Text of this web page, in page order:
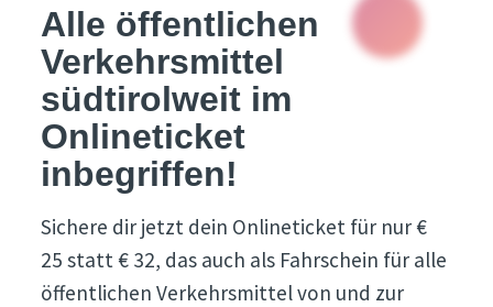
Alle öffentlichen
Verkehrsmittel
südtirolweit im
Onlineticket
inbegriffen!
Sichere dir jetzt dein Onlineticket für nur €
25 statt € 32, das auch als Fahrschein für alle
öffentlichen Verkehrsmittel von und zur